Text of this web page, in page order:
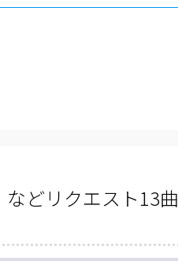
どリクエスト13曲